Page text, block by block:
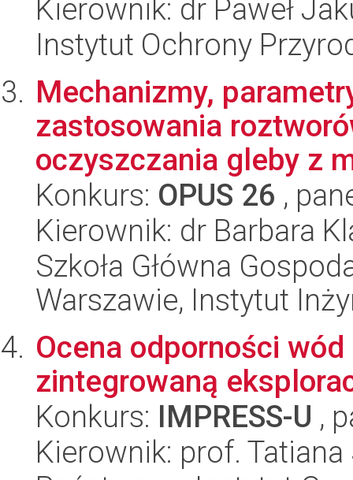
Kierownik: dr Paweł
Instytut Ochrony
Mechanizmy,
zastosowania
oczyszczania gleby z
Konkurs: OPUS 26 ,
Kierownik: dr Barbara
Szkoła Główna
Warszawie, Instytut
Ocena odporności
zintegrowaną
Konkurs: IMPRESS-U ,
Kierownik: prof. Tatiana